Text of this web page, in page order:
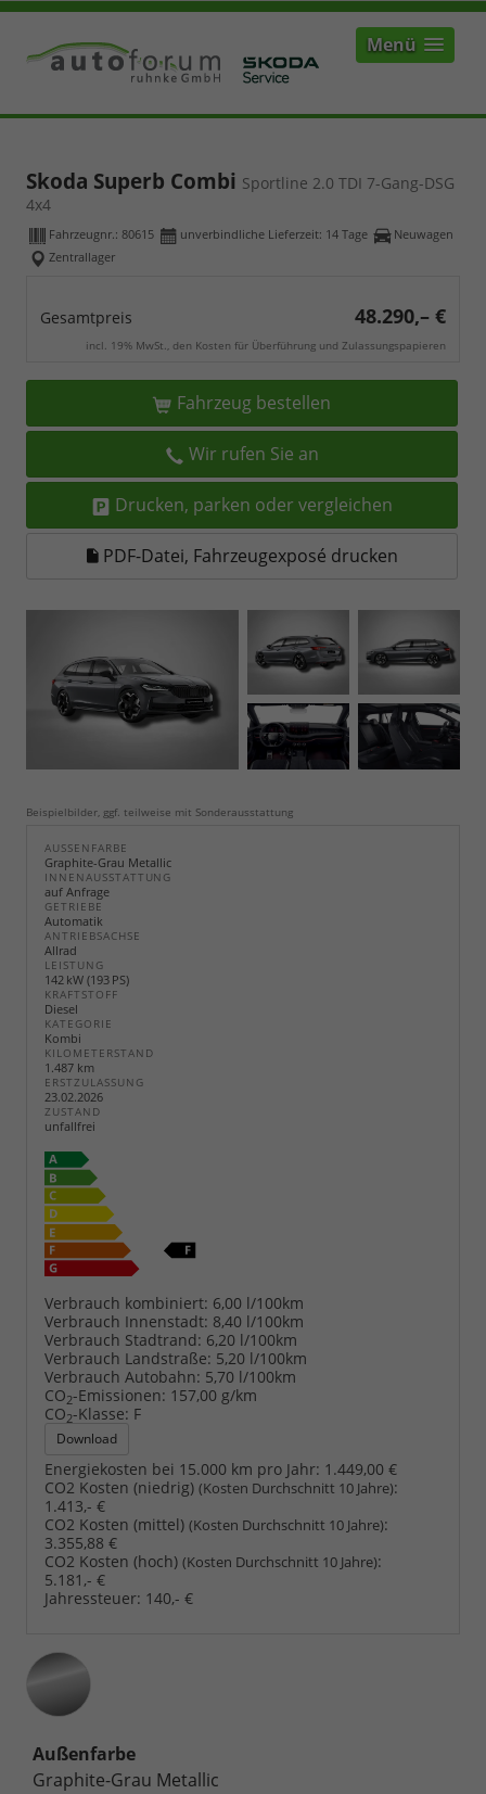
Menü
Skoda Superb Combi Sportline 2.0 TDI 7-Gang-DSG
4x4
Fahrzeugnr.: 80615 unverbindliche Lieferzeit: 14 Tage
Neuwagen
Zentrallager
Gesamtpreis 48.290,– €
incl. 19% MwSt., den Kosten für Überführung und Zulassungspapieren
Fahrzeug bestellen
Wir rufen Sie an
Drucken, parken oder vergleichen
PDF-Datei, Fahrzeugexposé drucken
Beispielbilder, ggf. teilweise mit Sonderausstattung
AUSSENFARBE
Graphite-Grau Metallic
INNENAUSSTATTUNG
auf Anfrage
GETRIEBE
Automatik
ANTRIEBSACHSE
Allrad
LEISTUNG
142 kW (193 PS)
KRAFTSTOFF
Diesel
KATEGORIE
Kombi
KILOMETERSTAND
1.487 km
ERSTZULASSUNG
23.02.2026
ZUSTAND
unfallfrei
Verbrauch kombiniert: 6,00 l/100km
Verbrauch Innenstadt: 8,40 l/100km
Verbrauch Stadtrand: 6,20 l/100km
Verbrauch Landstraße: 5,20 l/100km
Verbrauch Autobahn: 5,70 l/100km
CO2-Emissionen: 157,00 g/km
CO2-Klasse: F
Download
Energiekosten bei 15.000 km pro Jahr: 1.449,00 €
CO2 Kosten (niedrig) (Kosten Durchschnitt 10 Jahre):
1.413,- €
CO2 Kosten (mittel) (Kosten Durchschnitt 10 Jahre):
3.355,88 €
CO2 Kosten (hoch) (Kosten Durchschnitt 10 Jahre):
5.181,- €
Jahressteuer: 140,- €
Außenfarbe
Graphite-Grau Metallic